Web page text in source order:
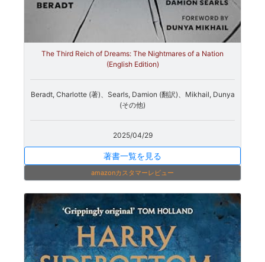
The Third Reich of Dreams: The Nightmares of a Nation
(English Edition)
Beradt, Charlotte (著)、Searls, Damion (翻訳)、Mikhail, Dunya
(その他)
2025/04/29
著書一覧を見る
amazonカスタマーレビュー